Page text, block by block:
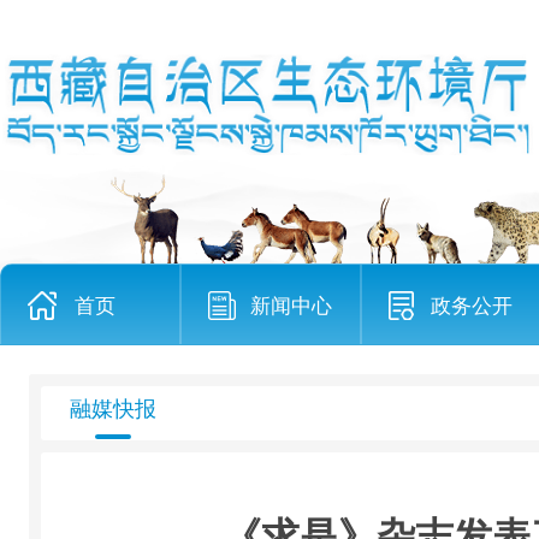
首页 新闻中心 政务公开
融媒快报